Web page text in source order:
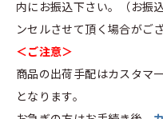
内にお振込下さい。（お振
ンセルさせて頂く場合がご
＜ご注意＞
商品の出荷手配はカスタマ
となります。